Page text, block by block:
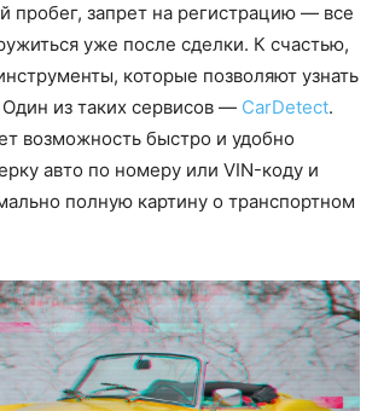
пробег, запрет на регистрацию — все
уже после сделки. К счастью,
которые позволяют узнать
Один из таких сервисов — CarDetect.
возможность быстро и удобно
авто по номеру или VIN-коду и
полную картину о транспортном